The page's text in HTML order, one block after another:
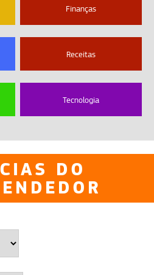
Finanças
Receitas
Tecnologia
DO